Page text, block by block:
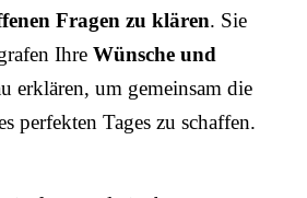
Fragen zu klären. Sie
Ihre Wünsche und
erklären, um gemeinsam die
perfekten Tages zu schaffen.